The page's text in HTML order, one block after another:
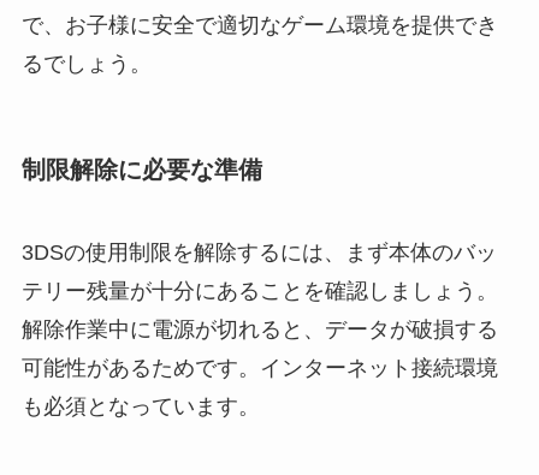
で、お子様に安全で適切なゲーム環境を提供でき
るでしょう。
制限解除に必要な準備
3DSの使用制限を解除するには、まず本体のバッ
テリー残量が十分にあることを確認しましょう。
解除作業中に電源が切れると、データが破損する
可能性があるためです。インターネット接続環境
も必須となっています。